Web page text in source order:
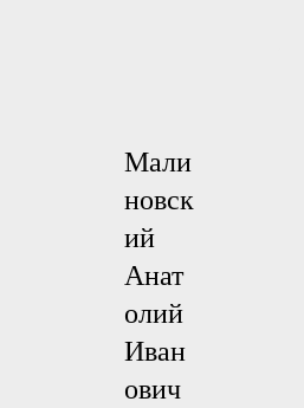
Мали
новск
ий
Анат
олий
Иван
ович